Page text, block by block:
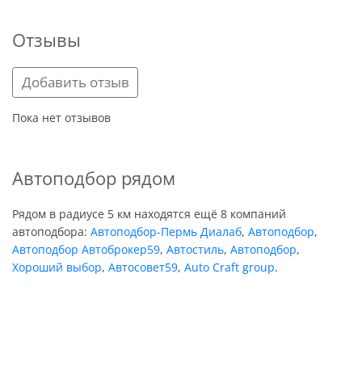
Отзывы
Добавить отзыв
Пока нет отзывов
Автоподбор рядом
Рядом в радиусе 5 км находятся ещё 8 компаний
автоподбора: Автоподбор-Пермь Диалаб, Автоподбор,
Автоподбор Автоброкер59, Автостиль, Автоподбор,
Хороший выбор, Автосовет59, Auto Craft group.